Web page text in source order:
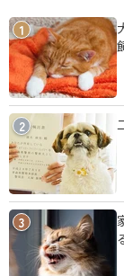
1
2
3